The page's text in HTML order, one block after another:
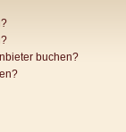
buchen?